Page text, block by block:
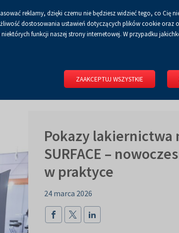
A
Włącz
tryb
Włącz
wersję
RSS Dla mediów BIP Polityka
Pokazy lakiernictwa
SURFACE –
w praktyce
24 marca 2026
reklamy, dzięki czemu nie będziesz widzieć tego, co Cię
dostosowania ustawień dotyczących plików cookie oraz
funkcji naszej strony internetowej. W przypadku
ZAAKCEPTUJ WSZYSTKIE